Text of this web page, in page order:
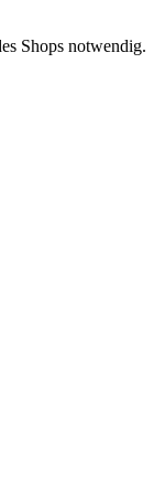
Shops notwendig.